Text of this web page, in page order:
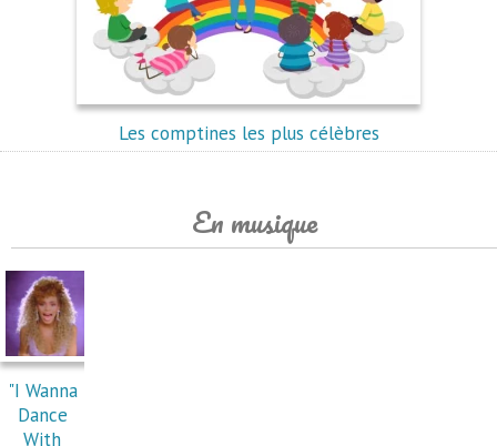
Les comptines les plus célèbres
En musique
"I Wanna
Dance
With